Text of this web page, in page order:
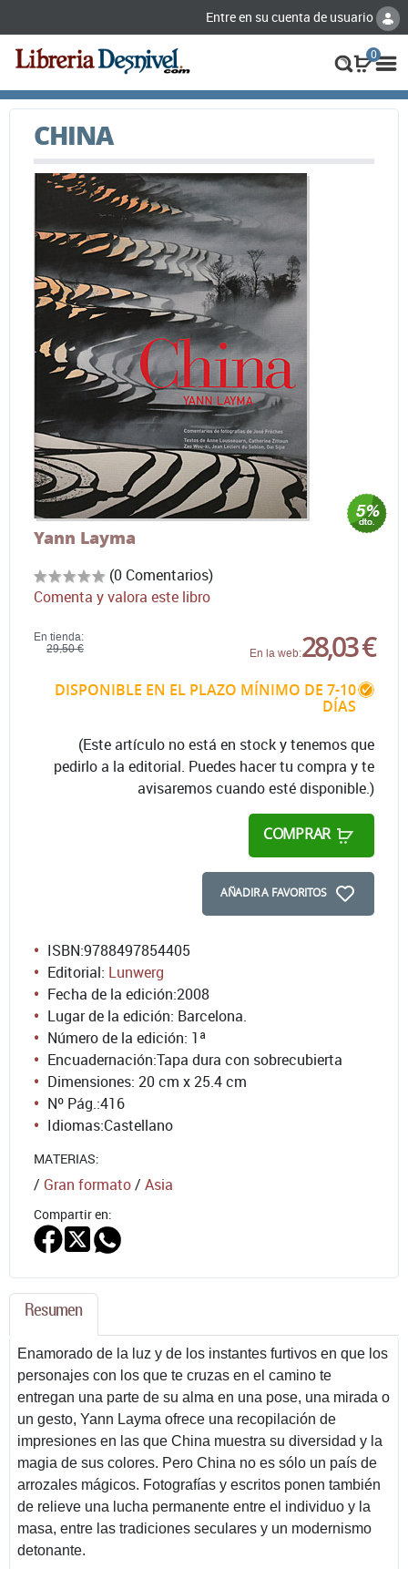
Entre en su cuenta de usuario
0
CHINA
Yann Layma
(0 Comentarios)
Comenta y valora este libro
En tienda:
29,50 €
En la web:28,03 €
DISPONIBLE EN EL PLAZO MÍNIMO DE 7-10
DÍAS
(Este artículo no está en stock y tenemos que
pedirlo a la editorial. Puedes hacer tu compra y te
avisaremos cuando esté disponible.)
COMPRAR
AÑADIR A FAVORITOS
ISBN:9788497854405
Editorial: Lunwerg
Fecha de la edición:2008
Lugar de la edición: Barcelona.
Número de la edición: 1ª
Encuadernación:Tapa dura con sobrecubierta
Dimensiones: 20 cm x 25.4 cm
Nº Pág.:416
Idiomas:Castellano
MATERIAS:
/ Gran formato/ Asia
Compartir en:
Resumen
Enamorado de la luz y de los instantes furtivos en que los
personajes con los que te cruzas en el camino te
entregan una parte de su alma en una pose, una mirada o
un gesto, Yann Layma ofrece una recopilación de
impresiones en las que China muestra su diversidad y la
magia de sus colores. Pero China no es sólo un país de
arrozales mágicos. Fotografías y escritos ponen también
de relieve una lucha permanente entre el individuo y la
masa, entre las tradiciones seculares y un modernismo
detonante.